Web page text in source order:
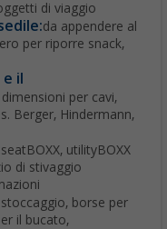
di viaggio
da appendere al
per riporre snack,
il
per cavi,
Berger, Hindermann,
seatBOXX, utilityBOXX
di stivaggio
borse per
il bucato,